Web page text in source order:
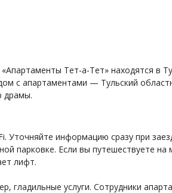
Тет-а-Тет» находятся в
с апартаментами — Тульский
драмы.
Уточняйте информацию сразу при
парковке. Если вы путешествуете
лифт.
гладильные услуги. Сотрудники